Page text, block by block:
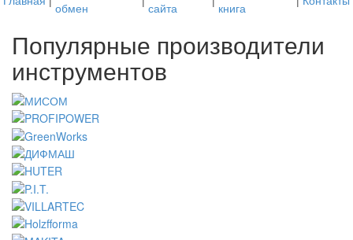
обмен
сайта
книга
Популярные производители
инструментов